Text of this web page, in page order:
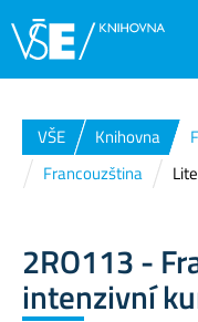
VŠE Knihovna
Francouzština
2RO113 -
intenzivní